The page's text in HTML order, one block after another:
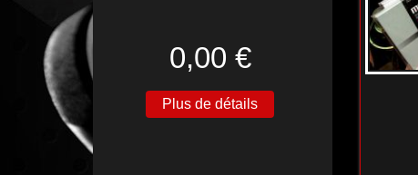
0,00 €
Plus de détails